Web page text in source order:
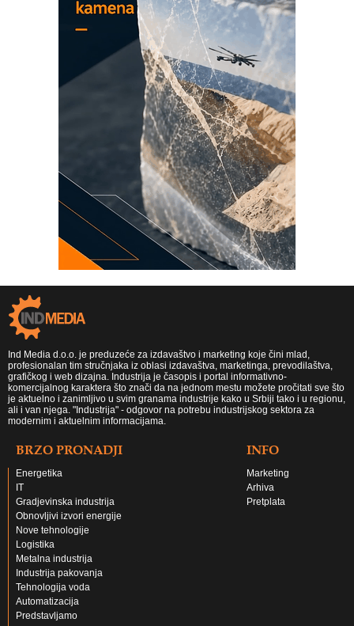
Ind Media d.o.o. je preduzeće za izdavaštvo i marketing koje čini mlad,
profesionalan tim stručnjaka iz oblasi izdavaštva, marketinga, prevodilaštva,
grafičkog i web dizajna. Industrija je časopis i portal informativno-
komercijalnog karaktera što znači da na jednom mestu možete pročitati sve što
je aktuelno i zanimljivo u svim granama industrije kako u Srbiji tako i u regionu,
ali i van njega. "Industrija" - odgovor na potrebu industrijskog sektora za
modernim i aktuelnim informacijama.
BRZO PRONADJI
Energetika
IT
Gradjevinska industrija
Obnovljivi izvori energije
Nove tehnologije
Logistika
Metalna industrija
Industrija pakovanja
Tehnologija voda
Automatizacija
Predstavljamo
INFO
Marketing
Arhiva
Pretplata